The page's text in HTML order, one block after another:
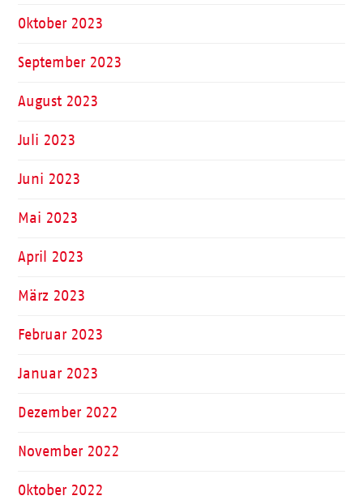
Oktober 2023
September 2023
August 2023
Juli 2023
Juni 2023
Mai 2023
April 2023
März 2023
Februar 2023
Januar 2023
Dezember 2022
November 2022
Oktober 2022